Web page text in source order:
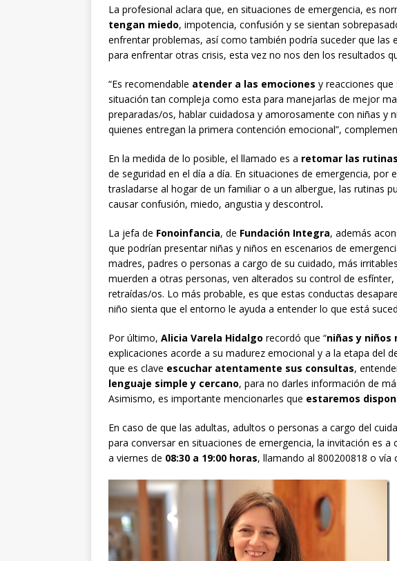
La profesional aclara que, en situaciones de emergencia, es
tengan miedo, impotencia, confusión y se sientan
enfrentar problemas, así como también podría suceder que las
para enfrentar otras crisis, esta vez no nos den los resultados
“Es recomendable atender a las emociones y reacciones
situación tan compleja como esta para manejarlas de mejor
preparadas/os, hablar cuidadosa y amorosamente con niñas y
quienes entregan la primera contención emocional”,
En la medida de lo posible, el llamado es a retomar las rutinas
de seguridad en el día a día. En situaciones de emergencia, por
trasladarse al hogar de un familiar o a un albergue, las rutinas
causar confusión, miedo, angustia y descontrol.
La jefa de Fonoinfancia, de Fundación Integra, además
que podrían presentar niñas y niños en escenarios de
madres, padres o personas a cargo de su cuidado, más
muerden a otras personas, ven alterados su control de
retraídas/os. Lo más probable, es que estas conductas
niño sienta que el entorno le ayuda a entender lo que está
Por último, Alicia Varela Hidalgo recordó que “niñas y niños
explicaciones acorde a su madurez emocional y a la etapa del
que es clave escuchar atentamente sus consultas,
lenguaje simple y cercano, para no darles información de
Asimismo, es importante mencionarles que estaremos
En caso de que las adultas, adultos o personas a cargo del
para conversar en situaciones de emergencia, la invitación es a
a viernes de 08:30 a 19:00 horas, llamando al 800200818 o vía